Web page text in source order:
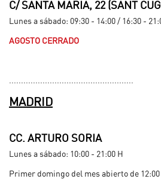
C/ SANTA MARIA, 22 (SANT
Lunes a sábado: 09:30 - 14:00 / 16:30 -
AGOSTO CERRADO
....................................................
MADRID
CC. ARTURO SORIA
Lunes a sábado: 10:00 - 21:00 H
Primer domingo del mes abierto de 12:00